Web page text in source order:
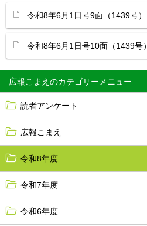
広報こまえ
読者アンケート
広報こまえ
令和8年度
令和7年度
令和6年度
令和8年6月1日号9面（1439号）
令和8年6月1日号10面（1439号）